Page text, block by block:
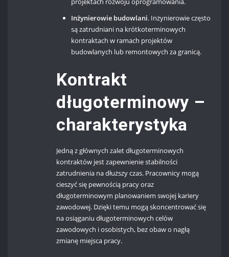
Inżynierowie budowlani. Inżynierowie często
są zatrudniani na krótkoterminowych
kontraktach w ramach projektów
budowlanych lub remontowych za granicą.
Kontrakt
długoterminowy –
charakterystyka
Jedną z głównych zalet długoterminowych
kontraktów jest zapewnienie stabilności
zatrudnienia na dłuższy czas. Pracownicy mogą
cieszyć się pewnością pracy oraz
długoterminowym planowaniem swojej kariery
zawodowej. Dzięki temu mogą skoncentrować się
na osiąganiu długoterminowych celów
zawodowych i osobistych, bez obaw o nagłą
zmianę miejsca pracy.